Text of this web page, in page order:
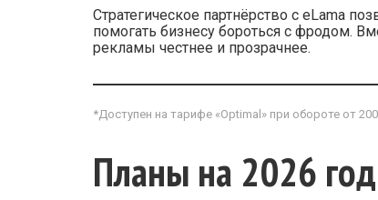
Стратегическое партнёрство с eLama
помогать бизнесу бороться с фродом.
рекламы честнее и прозрачнее.
*Доступен на тарифе «Optimal» при обороте от
Планы на 2026 год